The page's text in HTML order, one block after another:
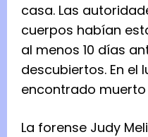
casa. Las
cuerpos habían
al menos 10 días
descubiertos. En el
encontrado
La forense Judy